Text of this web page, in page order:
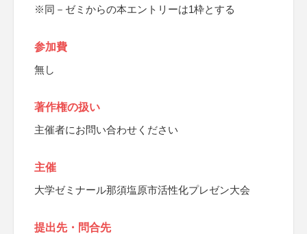
※同－ゼミからの本エントリーは1枠とする
参加費
無し
著作権の扱い
主催者にお問い合わせください
主催
大学ゼミナール那須塩原市活性化プレゼン大会
提出先・問合先